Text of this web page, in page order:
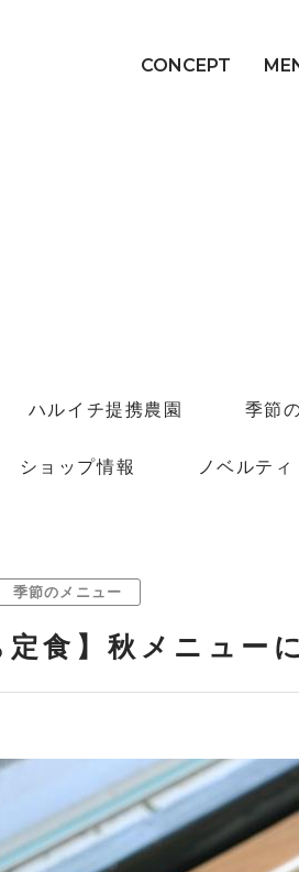
CONCEPT
ハルイチ提携農園 季節
ショップ情報 ノベルティ
季節のメニュー
定食】秋メニュー